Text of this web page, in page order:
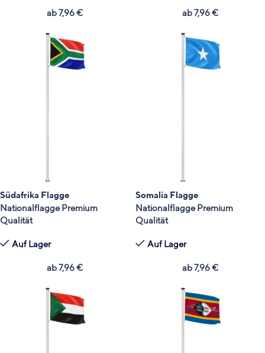
ab7,96€ ab7,96€
Südafrika Flagge
Nationalflagge Premium
Qualität
Auf Lager
ab7,96€
Somalia Flagge
Nationalflagge Premium
Qualität
Auf Lager
ab7,96€